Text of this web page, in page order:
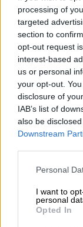
processing of
targeted
section to
opt-out request
interest-based
us or personal
your opt-out.
disclosure of
IAB’s list of
also be
Downstream
Personal
I want to
personal
Opted In
Suelta y
Por María
El
Un Nuevo
Álvaro
Geopolítica de